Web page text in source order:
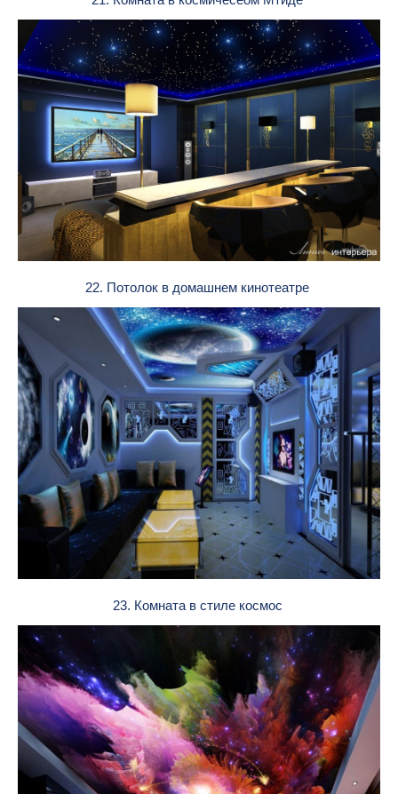
22. Потолок в домашнем кинотеатре
23. Комната в стиле космос